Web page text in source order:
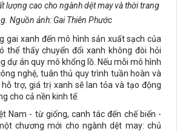
lượng cao cho ngành dệt may và thời trang
Nguồn ảnh: Gai Thiên Phước
gai xanh đến mô hình sản xuất sạch của
thể thấy chuyển đổi xanh không đòi hỏi
dự án quy mô khổng lồ. Nếu mỗi mô hình
nghệ, tuân thủ quy trình tuần hoàn và
trợ, giá trị xanh sẽ lan tỏa và tạo động
cho cả nền kinh tế.
Nam - từ giống, canh tác đến chế biến -
chương mới cho ngành dệt may: chủ